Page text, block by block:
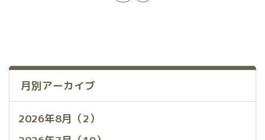
月別アーカイブ
2026年8月（2）